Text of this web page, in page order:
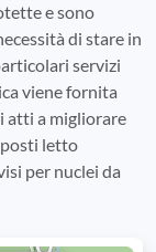
e sono
di stare in
servizi
viene fornita
atti a migliorare
posti letto
per nuclei da